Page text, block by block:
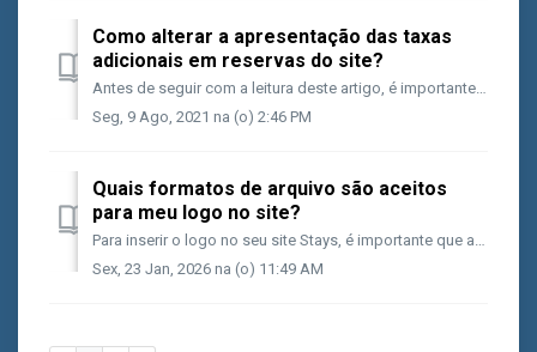
Como alterar a apresentação das taxas
adicionais em reservas do site?
Antes de seguir com a leitura deste artigo, é importante que você já conheça o conceito abaixo: Como criar taxas adicionais no Stays.net? quero saber ma...
Seg, 9 Ago, 2021 na (o) 2:46 PM
Quais formatos de arquivo são aceitos
para meu logo no site?
Para inserir o logo no seu site Stays, é importante que a imagem siga as recomendações abaixo para garantir a melhor exibição. Formatos aceitos: Arquivo...
Sex, 23 Jan, 2026 na (o) 11:49 AM